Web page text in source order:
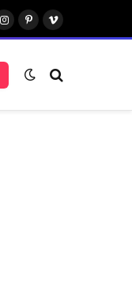
Instagram
Pinterest
Vimeo